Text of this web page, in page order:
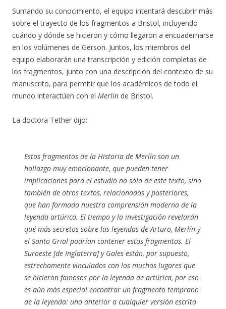
Sumando su conocimiento, el equipo intentará descubrir más
sobre el trayecto de los fragmentos a Bristol, incluyendo
cuándo y dónde se hicieron y cómo llegaron a encuadernarse
en los volúmenes de Gerson. Juntos, los miembros del
equipo elaborarán una transcripción y edición completas de
los fragmentos, junto con una descripción del contexto de su
manuscrito, para permitir que los académicos de todo el
mundo interactúen con el Merlin de Bristol.
La doctora Tether dijo:
Estos fragmentos de la Historia de Merlín son un
hallazgo muy emocionante, que pueden tener
implicaciones para el estudio no sólo de este texto, sino
también de otros textos, relacionados y posteriores,
que han formado nuestra comprensión moderna de la
leyenda artúrica. El tiempo y la investigación revelarán
qué más secretos sobre las leyendas de Arturo, Merlín y
el Santo Grial podrían contener estos fragmentos. El
Suroeste [de Inglaterra] y Gales están, por supuesto,
estrechamente vinculados con los muchos lugares que
se hicieron famosos por la leyenda de artúrica, por eso
es aún más especial encontrar un fragmento temprano
de la leyenda: uno anterior a cualquier versión escrita